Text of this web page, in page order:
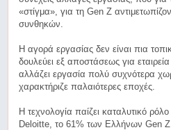
«στίγμα», για τη Gen Z
συνθηκών.
Η αγορά εργασίας δεν είναι πια
δουλεύει εξ αποστάσεως για
αλλάζει εργασία πολύ συχνότερα
χαρακτήριζε παλαιότερες εποχές.
Η τεχνολογία παίζει καταλυτικό
Deloitte, το 61% των Ελλήνων Gen Z